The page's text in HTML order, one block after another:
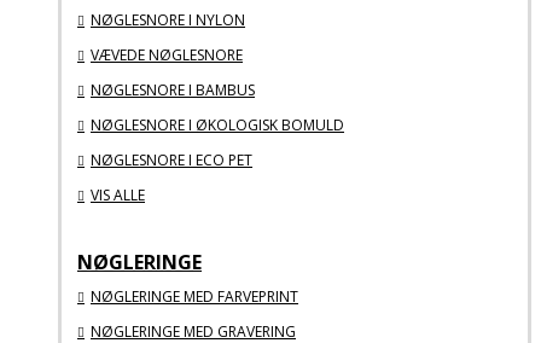
NØGLESNORE I NYLON
VÆVEDE NØGLESNORE
NØGLESNORE I BAMBUS
NØGLESNORE I ØKOLOGISK BOMULD
NØGLESNORE I ECO PET
VIS ALLE
NØGLERINGE
NØGLERINGE MED FARVEPRINT
NØGLERINGE MED GRAVERING